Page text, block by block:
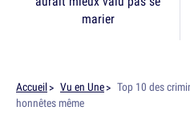
marier
Accueil Vu en Une
Top 10 des
honnêtes même